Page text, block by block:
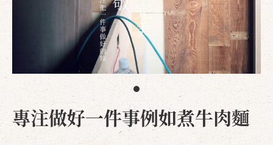
專注做好一件事例如煮牛肉麵